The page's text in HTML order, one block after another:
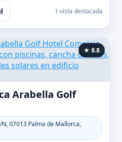
1 vista destacada
★ 8.8
Arabella Golf
07013 Palma de Mallorca,